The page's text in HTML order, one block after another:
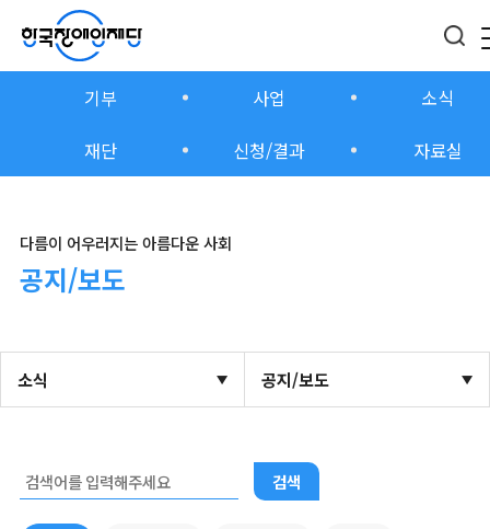
기부 사업
소식
재단
신청/결과 자료실
다름이 어우러지는 아름다운 사회
공지/보도
소식 공지/보도
검색